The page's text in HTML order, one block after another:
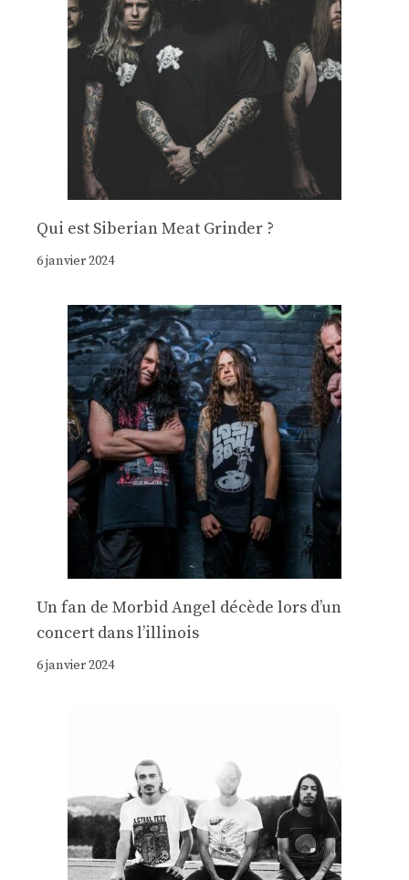
Qui est Siberian Meat Grinder ?
6 janvier 2024
Un fan de Morbid Angel décède lors d’un
concert dans l’illinois
6 janvier 2024